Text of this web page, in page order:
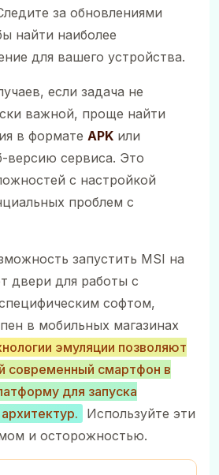
за обновлениями
найти наиболее
для вашего устройства.
если задача не
важной, проще найти
в формате APK или
версию сервиса. Это
с настройкой
проблем с
запустить MSI на
двери для работы с
софтом,
в мобильных магазинах
эмуляции позволяют
современный смартфон в
для запуска
Используйте эти
и осторожностью.